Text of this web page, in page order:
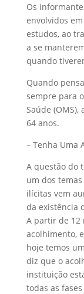
Os
envolvidos
estudos, ao
a se
quando
Quando
sempre para
Saúde
64 anos.
– Tenha Uma
A questão do
um dos
ilícitas vem
da existência
A partir de 12
acolhimento,
hoje temos
diz que o
instituição
todas as